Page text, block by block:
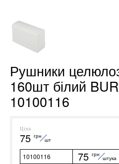
Рушники
160шт білий
10100116
Ціна
75 грн
шт
10100116 75 грн
штука